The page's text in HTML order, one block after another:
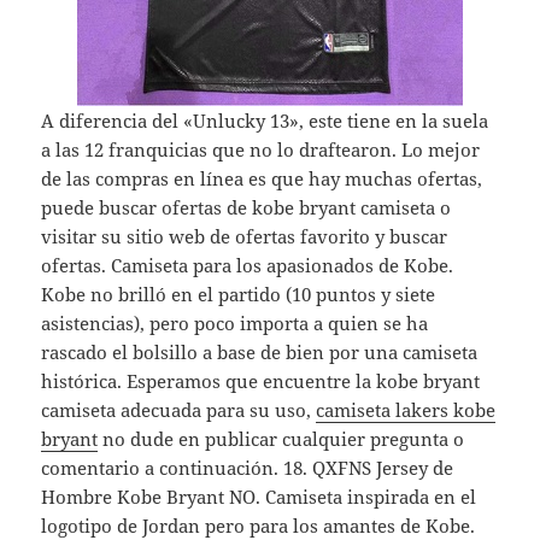
A diferencia del «Unlucky 13», este tiene en la suela
a las 12 franquicias que no lo draftearon. Lo mejor
de las compras en línea es que hay muchas ofertas,
puede buscar ofertas de kobe bryant camiseta o
visitar su sitio web de ofertas favorito y buscar
ofertas. Camiseta para los apasionados de Kobe.
Kobe no brilló en el partido (10 puntos y siete
asistencias), pero poco importa a quien se ha
rascado el bolsillo a base de bien por una camiseta
histórica. Esperamos que encuentre la kobe bryant
camiseta adecuada para su uso,camiseta lakers kobe
bryant no dude en publicar cualquier pregunta o
comentario a continuación. 18. QXFNS Jersey de
Hombre Kobe Bryant NO. Camiseta inspirada en el
logotipo de Jordan pero para los amantes de Kobe.